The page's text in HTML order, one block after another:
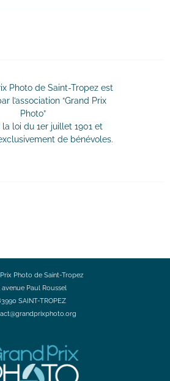
Photo de Saint-Tropez est
l’association “Grand Prix
Photo”
loi du 1er juillet 1901 et
de bénévoles.
Photo de Saint-Tropez
avenue Paul Roussel
SAINT-TROPEZ